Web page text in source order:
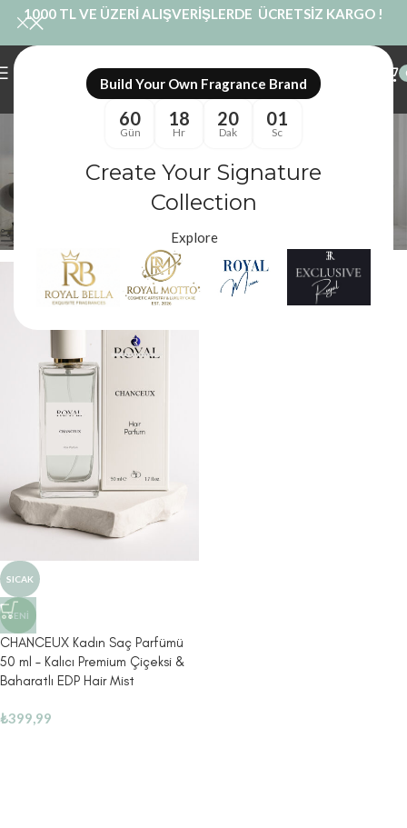
Build Your Own Fragrance Brand
60
Gün
18
Hr
20
Dak
00
Sc
Create Your Signature
Collection
Explore
1000 TL VE ÜZERİ ALIŞVERİŞLERDE ÜCRETSİZ KARGO !
chanel chance muadili
saç
Kategoriler
Royal Mum
SICAK
YENI
CHANCEUX Kadın Saç Parfümü
50 ml – Kalıcı Premium Çiçeksi &
Baharatlı EDP Hair Mist
₺399,99